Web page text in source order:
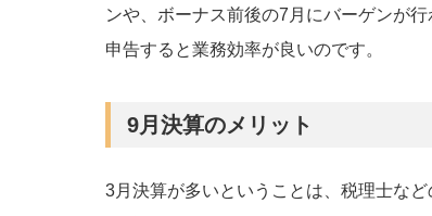
ンや、ボーナス前後の7月にバーゲンが
申告すると業務効率が良いのです。
9月決算のメリット
3月決算が多いということは、税理士な